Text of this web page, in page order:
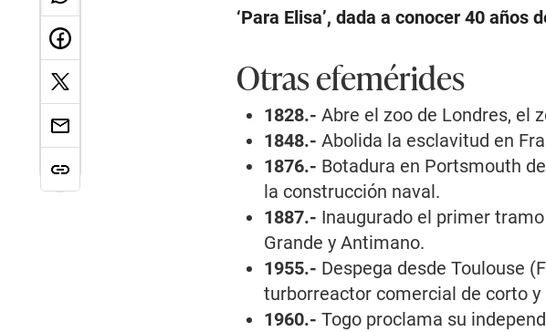
‘Para Elisa’, dada a conocer 40 años
Otras efemérides
1828.- Abre el zoo de Londres, el
1848.- Abolida la esclavitud en
1876.- Botadura en Portsmouth
la construcción naval.
1887.- Inaugurado el primer
Grande y Antimano.
1955.- Despega desde Toulouse
turborreactor comercial de corto y
1960.- Togo proclama su